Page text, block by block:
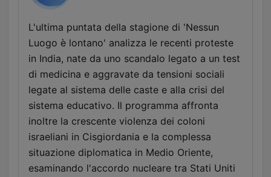
L'ultima puntata della stagione di 'Nessun
Luogo è lontano' analizza le recenti proteste
in India, nate da uno scandalo legato a un test
di medicina e aggravate da tensioni sociali
legate al sistema delle caste e alla crisi del
sistema educativo. Il programma affronta
inoltre la crescente violenza dei coloni
israeliani in Cisgiordania e la complessa
situazione diplomatica in Medio Oriente,
esaminando l'accordo nucleare tra Stati Uniti